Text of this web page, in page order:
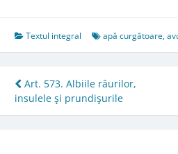
Textul integral apă curgătoare,
Post
navigation
Art. 573. Albiile râurilor,
insulele şi prundişurile